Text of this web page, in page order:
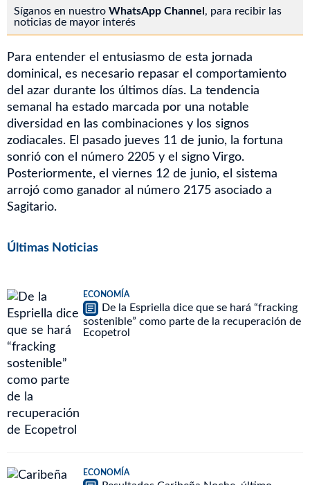
Síganos en nuestro WhatsApp Channel , para recibir las
noticias de mayor interés
Para entender el entusiasmo de esta jornada
dominical, es necesario repasar el comportamiento
del azar durante los últimos días. La tendencia
semanal ha estado marcada por una notable
diversidad en las combinaciones y los signos
zodiacales. El pasado jueves 11 de junio, la fortuna
sonrió con el número 2205 y el signo Virgo.
Posteriormente, el viernes 12 de junio, el sistema
arrojó como ganador al número 2175 asociado a
Sagitario.
Últimas Noticias
ECONOMÍA
De la Espriella dice que se hará “fracking
sostenible” como parte de la recuperación de
Ecopetrol
ECONOMÍA